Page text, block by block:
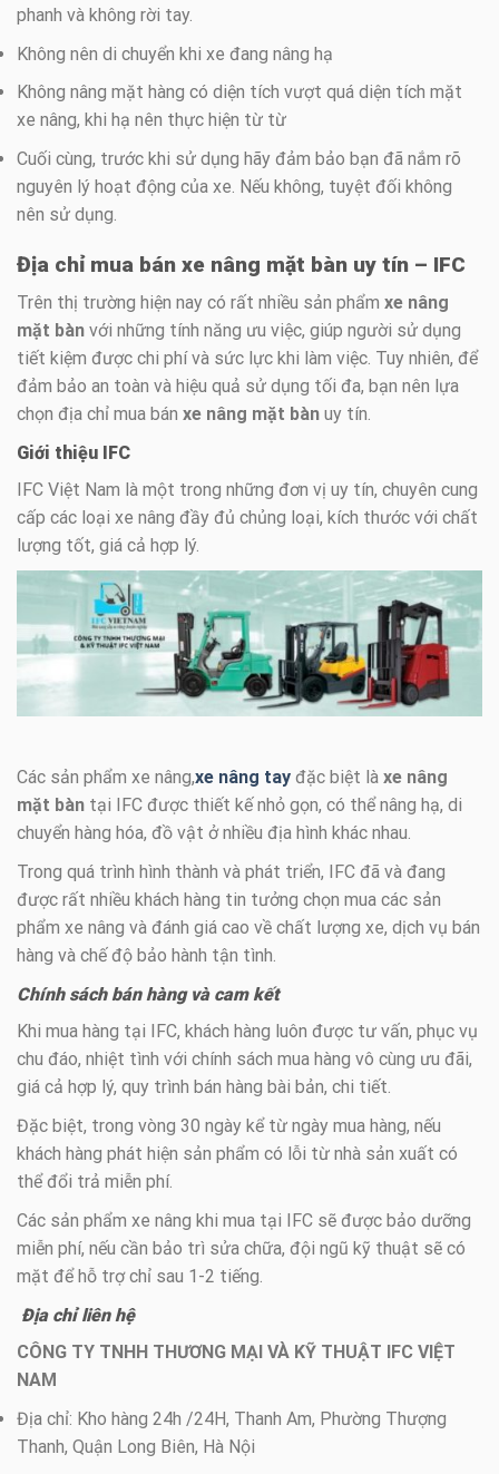
phanh và không rời tay.
Không nên di chuyển khi xe đang nâng hạ
Không nâng mặt hàng có diện tích vượt quá diện tích mặt
xe nâng, khi hạ nên thực hiện từ từ
Cuối cùng, trước khi sử dụng hãy đảm bảo bạn đã nắm rõ
nguyên lý hoạt động của xe. Nếu không, tuyệt đối không
nên sử dụng.
Địa chỉ mua bán xe nâng mặt bàn uy tín – IFC
Trên thị trường hiện nay có rất nhiều sản phẩm xe nâng
mặt bàn với những tính năng ưu việc, giúp người sử dụng
tiết kiệm được chi phí và sức lực khi làm việc. Tuy nhiên, để
đảm bảo an toàn và hiệu quả sử dụng tối đa, bạn nên lựa
chọn địa chỉ mua bán xe nâng mặt bàn uy tín.
Giới thiệu IFC
IFC Việt Nam là một trong những đơn vị uy tín, chuyên cung
cấp các loại xe nâng đầy đủ chủng loại, kích thước với chất
lượng tốt, giá cả hợp lý.
Các sản phẩm xe nâng,xe nâng tay đặc biệt là xe nâng
mặt bàn tại IFC được thiết kế nhỏ gọn, có thể nâng hạ, di
chuyển hàng hóa, đồ vật ở nhiều địa hình khác nhau.
Trong quá trình hình thành và phát triển, IFC đã và đang
được rất nhiều khách hàng tin tưởng chọn mua các sản
phẩm xe nâng và đánh giá cao về chất lượng xe, dịch vụ bán
hàng và chế độ bảo hành tận tình.
Chính sách bán hàng và cam kết
Khi mua hàng tại IFC, khách hàng luôn được tư vấn, phục vụ
chu đáo, nhiệt tình với chính sách mua hàng vô cùng ưu đãi,
giá cả hợp lý, quy trình bán hàng bài bản, chi tiết.
Đặc biệt, trong vòng 30 ngày kể từ ngày mua hàng, nếu
khách hàng phát hiện sản phẩm có lỗi từ nhà sản xuất có
thể đổi trả miễn phí.
Các sản phẩm xe nâng khi mua tại IFC sẽ được bảo dưỡng
miễn phí, nếu cần bảo trì sửa chữa, đội ngũ kỹ thuật sẽ có
mặt để hỗ trợ chỉ sau 1-2 tiếng.
Địa chỉ liên hệ
CÔNG TY TNHH THƯƠNG MẠI VÀ KỸ THUẬT IFC VIỆT
NAM
Địa chỉ: Kho hàng 24h /24H, Thanh Am, Phường Thượng
Thanh, Quận Long Biên, Hà Nội